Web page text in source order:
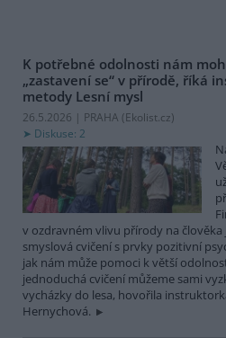
K potřebné odolnosti nám
„zastavení se“ v přírodě, říká
metody Lesní mysl
26.5.2026 | PRAHA (Ekolist.cz)
Diskuse: 2
v ozdravném vlivu přírody na
smyslová cvičení s prvky pozitivní
jak nám může pomoci k větší
jednoduchá cvičení můžeme sami
vycházky do lesa, hovořila
Hernychová.